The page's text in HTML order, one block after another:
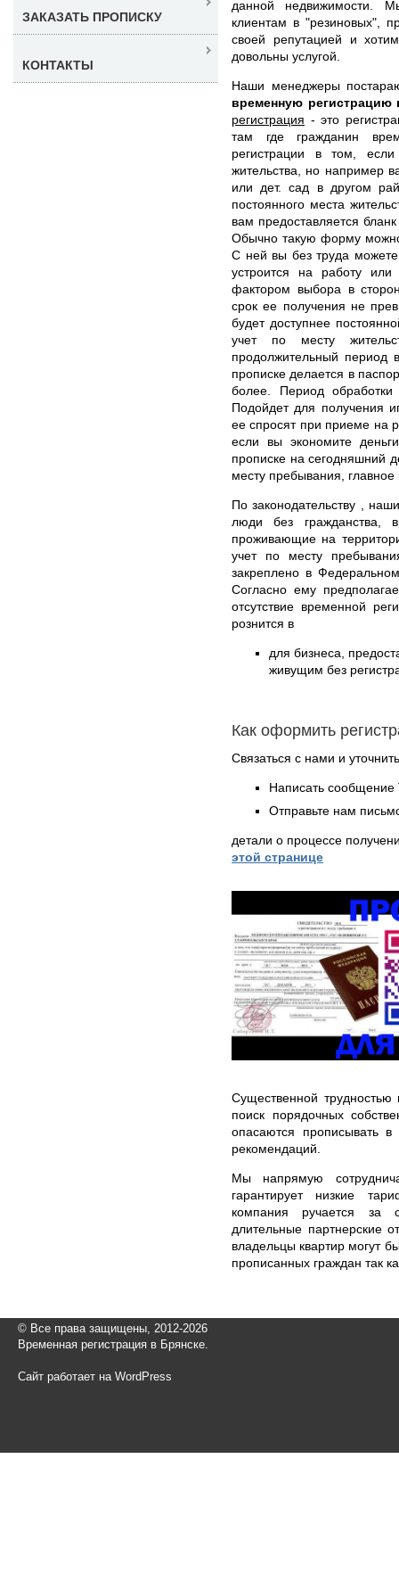
данной недвижимости.
клиентам в "резиновых",
своей репутацией и
довольны услугой.
Наши менеджеры
временную регистрацию
регистрация - это
там где гражданин
регистрации в том,
жительства, но например
или дет. сад в другом
постоянного места
вам предоставляется
Обычно такую форму
С ней вы без труда можете
устроится на работу
фактором выбора в
срок ее получения не
будет доступнее
учет по месту
продолжительный
прописке делается в
более. Период
Подойдет для получения
ее спросят при приеме на
если вы экономите
прописке на сегодняшний
месту пребывания,
По законодательству ,
люди без гражданства,
проживающие на
учет по месту
закреплено в
Согласно ему
отсутствие временной
рознится в
для бизнеса,
живущим без
Как оформить
Связаться с нами и
Написать
Отправьте нам
детали о процессе
этой странице
Существенной
поиск порядочных
опасаются прописывать
рекомендаций.
Мы напрямую
гарантирует низкие
компания ручается за
длительные партнерские
владельцы квартир могут
прописанных граждан так
ЗАКАЗАТЬ ПРОПИСКУ
КОНТАКТЫ
© Все права защищены, 2012-2026
Временная регистрация в Брянске.
Сайт работает на WordPress